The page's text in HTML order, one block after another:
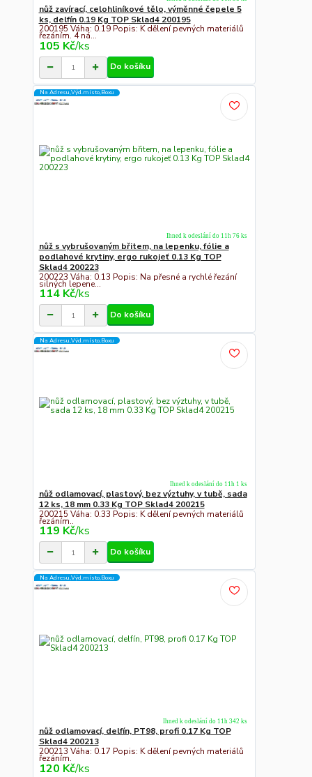
nůž zavírací, celohliníkové tělo, výměnné čepele 5
ks, delfín 0.19 Kg TOP Sklad4 200195
200195 Váha: 0.19 Popis: K dělení pevných materiálů
řezáním. 4 ná...
105 Kč/ks
Do košíku
Na Adresu,Výd.místo,Boxu
nůž s vybrušovaným břitem, na lepenku, fólie a
podlahové krytiny, ergo rukojeť 0.13 Kg TOP
Sklad4 200223
200223 Váha: 0.13 Popis: Na přesné a rychlé řezání
silných lepene...
114 Kč/ks
Ihned k odeslání do 11h 76 ks
Do košíku
Na Adresu,Výd.místo,Boxu
nůž odlamovací, plastový, bez výztuhy, v tubě, sada
12 ks, 18 mm 0.33 Kg TOP Sklad4 200215
200215 Váha: 0.33 Popis: K dělení pevných materiálů
řezáním..
119 Kč/ks
Ihned k odeslání do 11h 1 ks
Do košíku
Na Adresu,Výd.místo,Boxu
nůž odlamovací, delfín, PT98, profi 0.17 Kg TOP
Sklad4 200213
200213 Váha: 0.17 Popis: K dělení pevných materiálů
řezáním.
120 Kč/ks
Ihned k odeslání do 11h 342 ks